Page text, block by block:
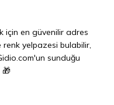
için en güvenilir adres
yelpazesi bulabilir,
sunduğu